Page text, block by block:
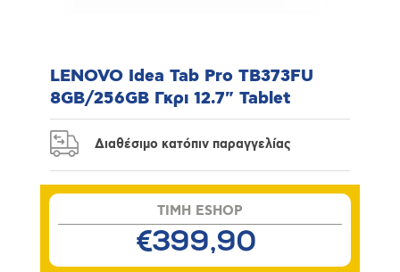
LENOVO Idea Tab Pro TB373FU
8GB/256GB Γκρι 12.7" Tablet
Διαθέσιμο κατόπιν παραγγελίας
TIMH ESHOP
€399,90